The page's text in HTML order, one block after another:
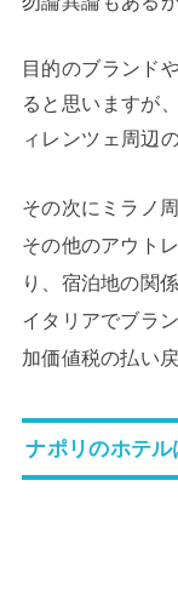
目的のブランド
ると思いますが
ィレンツェ周辺
その次にミラノ
その他のアウト
り、宿泊地の関
イタリアでブラ
加価値税の払い
ナポリのホテル